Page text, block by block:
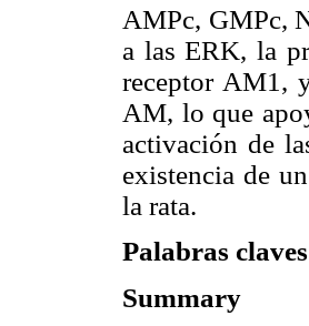
AMPc, GMPc,
a las ERK, la
receptor AM1,
AM, lo que
activación de
existencia de
la rata.
Palabras
Summary